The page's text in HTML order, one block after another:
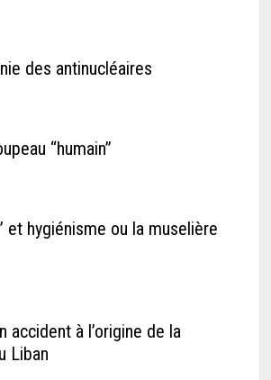
des antinucléaires
“humain”
et hygiénisme ou la muselière
accident à l’origine de la
Liban